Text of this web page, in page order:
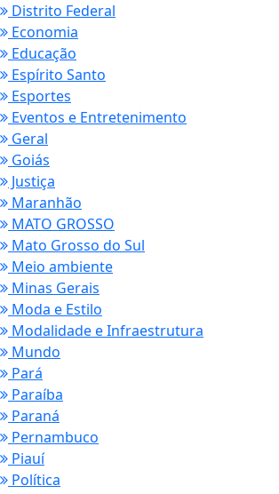
Distrito Federal
Economia
Educação
Espírito Santo
Esportes
Eventos e Entretenimento
Geral
Goiás
Justiça
Maranhão
MATO GROSSO
Mato Grosso do Sul
Meio ambiente
Minas Gerais
Moda e Estilo
Modalidade e Infraestrutura
Mundo
Pará
Paraíba
Paraná
Pernambuco
Piauí
Política